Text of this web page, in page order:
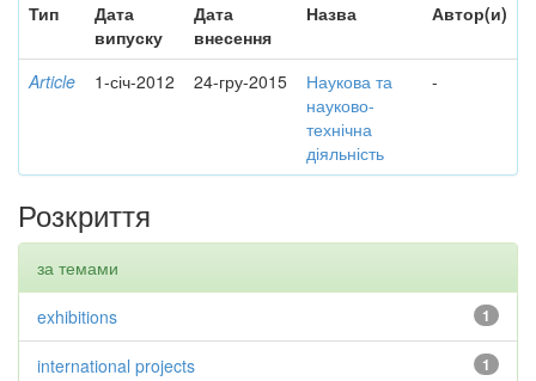
Тип
Дата
випуску
Дата
внесення
Назва Автор(и)
Article 1-січ-2012 24-гру-2015
Наукова та
науково-
технічна
діяльність
-
Розкриття
за темами
1
exhibitions
1
international projects